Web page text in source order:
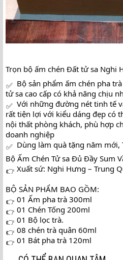
Trọn bộ ấm chén Đất tử sa Nghi
Bộ sản phẩm ấm chén pha
tử sa cao cấp có khả năng chịu
Với những đường nét tinh tế
rất tiện lợi với kiểu dáng đẹp có
nội thất phòng khách, phù hợp
doanh nghiệp
Dùng làm quà tặng năm mới,
Bộ Ấm Chén Tử sa Đủ Đầy Sum
Xuất sứ: Nghi Hưng – Trung
BỘ SẢN PHẨM BAO GỒM:
01 Ấm pha trà 300ml
01 Chén Tống 200ml
01 Bộ lọc trà.
08 chén trà quân 60ml
01 Bát pha trà 120ml